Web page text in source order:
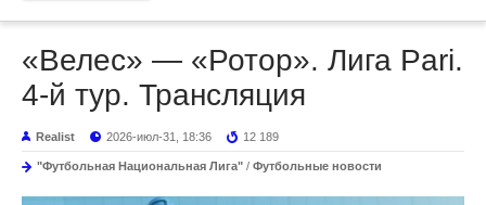
«Велес» — «Ротор». Лига Pari.
4-й тур. Трансляция
Realist 2026-июл-31, 18:36 12 189
"Футбольная Национальная Лига" / Футбольные новости